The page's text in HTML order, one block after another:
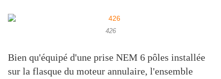
426
Bien qu'équipé d'une prise NEM 6 pôles installée
sur la flasque du moteur annulaire, l'ensemble